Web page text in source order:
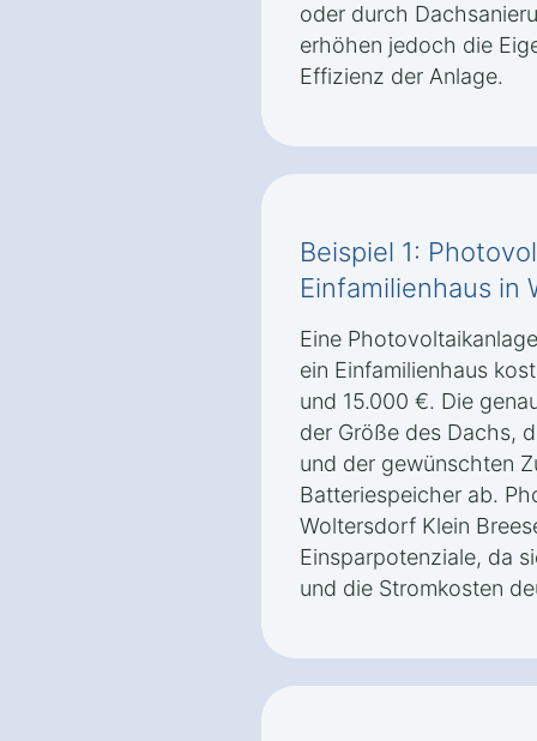
oder durch
erhöhen jedoch die
Effizienz der Anlage.
Beispiel 1:
Einfamilienhaus in
Eine
ein Einfamilienhaus
und 15.000 €. Die
der Größe des Dachs,
und der gewünschten
Batteriespeicher ab.
Woltersdorf Klein
Einsparpotenziale, da
und die Stromkosten